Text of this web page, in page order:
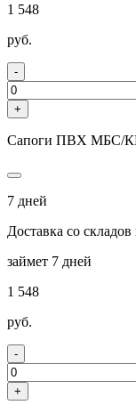
1 548
руб.
-
+
Сапоги ПВХ МБС/
7 дней
Доставка со
займет 7 дней
1 548
руб.
-
+